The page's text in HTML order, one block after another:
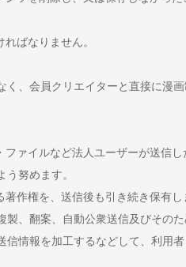
ばなりません。
、会員クリエイターと直接に漫
ァイルなど法人ユーザーが送信
努めます。
作権を、送信後も引き続き保有
、翻案、自動公衆送信及びその
情報を加工するなどして、利用